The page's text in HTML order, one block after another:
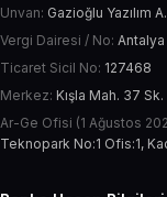
Unvan: Gazioğlu Yazılım
Vergi Dairesi / No:
Ticaret Sicil No: 127468
Merkez: Kışla Mah. 37
Ar-Ge Ofisi (1 Ağustos
Teknopark No:1 Ofis:1,